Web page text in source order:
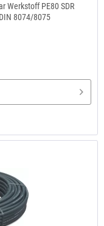
Werkstoff PE80 SDR
8074/8075